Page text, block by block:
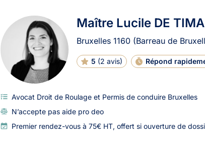
Maître Lucile DE
Bruxelles 1160 (Barreau de
5 (2 avis) Répond
Avocat Droit de Roulage et Permis de conduire Bruxelles
N’accepte pas aide pro deo
Premier rendez-vous à 75€ HT, offert si ouverture de